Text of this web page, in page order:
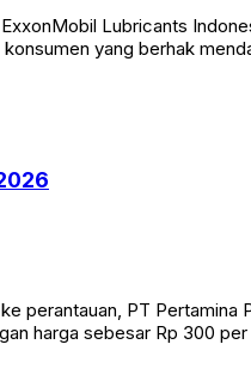
Lubricants
yang berhak
perantauan, PT
harga sebesar Rp 300